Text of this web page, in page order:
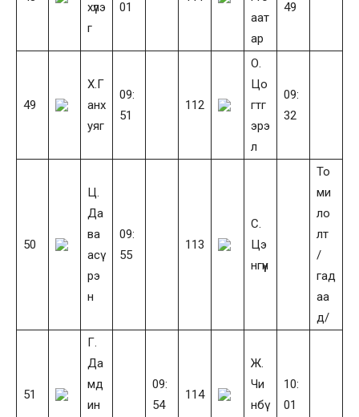
хүлэ
г
01
аат
ар
49
49
Х.Г
анх
уяг
09:
51
112
О.
Цо
гтг
эрэ
л
09:
32
50
Ц.
Да
ва
асү
рэ
н
09:
55
113
С.
Цэ
нгүүн
То
ми
ло
лт
/
гад
аа
д/
51
Г.
Да
мд
ин
09:
54
114
Ж.
Чи
нбү
10:
01